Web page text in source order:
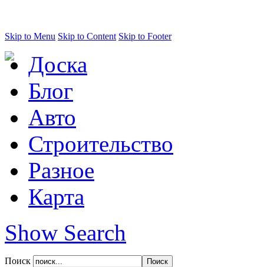
Skip to Menu Skip to Content Skip to Footer
Доска
Блог
Авто
Строительство
Разное
Карта
Show Search
Поиск